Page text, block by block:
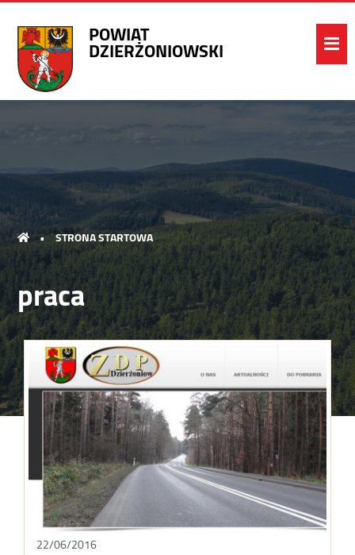
POWIAT
DZIERŻONIOWSKI
• STRONA STARTOWA
praca
22/06/2016